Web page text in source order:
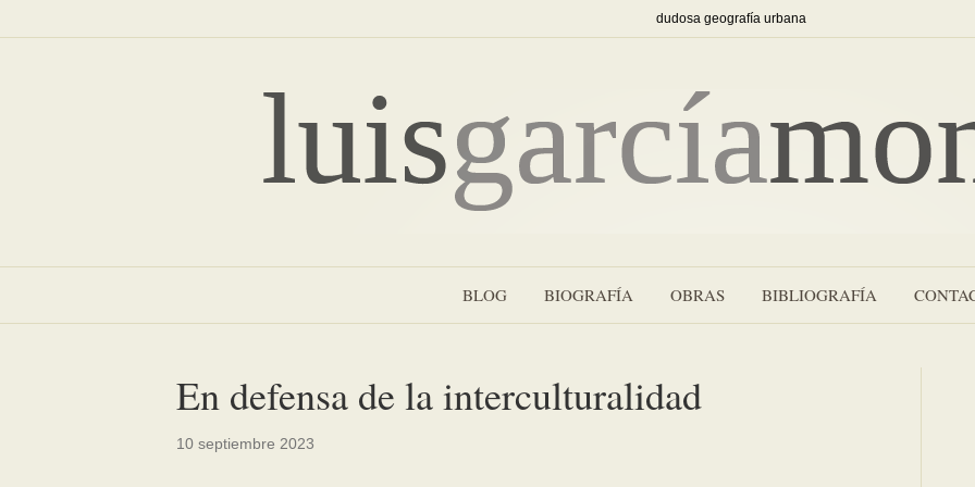
dudosa geografía urbana
BLOG BIOGRAFÍA OBRAS BIBLIOGRAFÍA
En defensa de la interculturalidad
10 septiembre 2023